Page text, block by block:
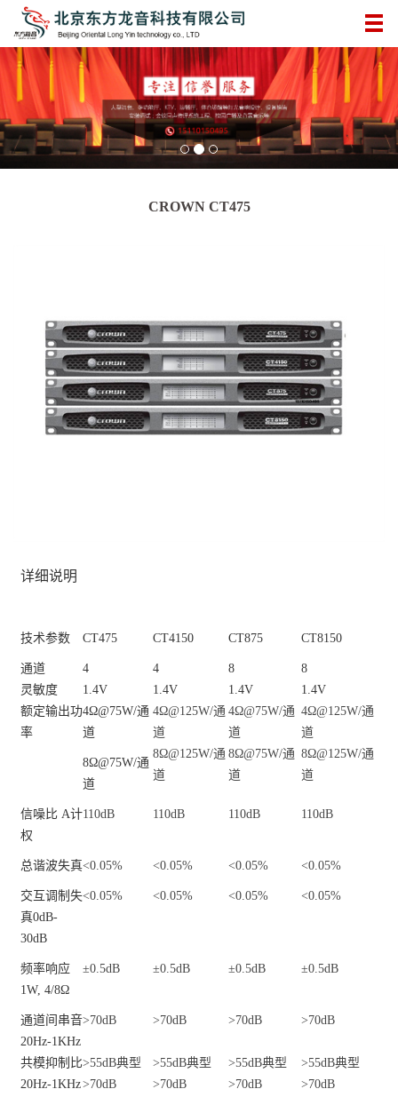
CROWN CT475
详细说明
技术参数 CT475 CT4150 CT875 CT8150
通道 4 4 8
8
灵敏度
1.4V 1.4V 1.4V
1.4V
额定输出功
率
4Ω@75W/通
道
8Ω@75W/通
道
4Ω@125W/通
道
8Ω@125W/通
道
4Ω@75W/通
道
8Ω@75W/通
道
4Ω@125W/通
道
8Ω@125W/通
道
信噪比 A计
权
110dB 110dB 110dB 110dB
总谐波失真<0.05% <0.05% <0.05% <0.05%
交互调制失
真0dB-
30dB
<0.05% <0.05% <0.05% <0.05%
频率响应
1W, 4/8Ω
±0.5dB ±0.5dB ±0.5dB ±0.5dB
通道间串音
20Hz-1KHz
>70dB >70dB >70dB >70dB
共模抑制比
20Hz-1KHz
>55dB典型
>70dB
>55dB典型
>70dB
>55dB典型
>70dB
>55dB典型
>70dB